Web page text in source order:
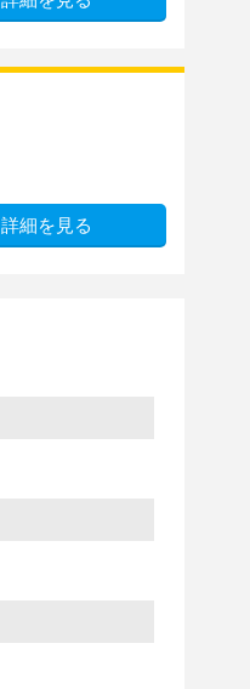
詳細を見る